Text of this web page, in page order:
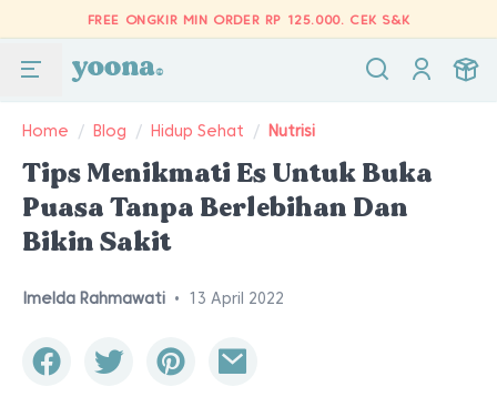
FREE ONGKIR MIN ORDER RP 125.000. CEK S&K
Home / Blog / Hidup Sehat / Nutrisi
Tips Menikmati Es Untuk Buka
Puasa Tanpa Berlebihan Dan
Bikin Sakit
Imelda Rahmawati • 13 April 2022